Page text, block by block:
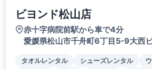
ビヨンド松山店
赤十字病院前駅から車で4分
愛媛県松山市千舟町6丁目5-9大西
タオルレンタル シューズレンタル